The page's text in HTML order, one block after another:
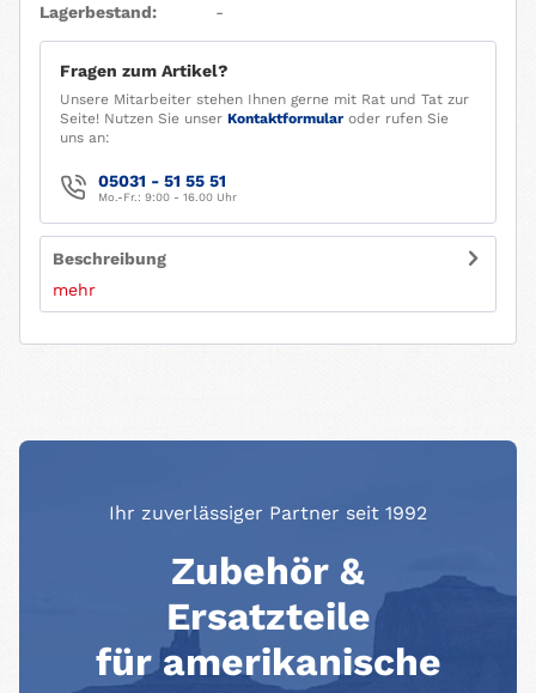
Lagerbestand:
-
Fragen zum Artikel?
Unsere Mitarbeiter stehen Ihnen gerne mit Rat und Tat zur
Seite! Nutzen Sie unser Kontaktformular oder rufen Sie
uns an:
05031 - 51 55 51
Mo.-Fr.: 9:00 - 16.00 Uhr
Beschreibung
mehr
Ihr zuverlässiger Partner seit 1992
Zubehör &
Ersatzteile
für amerikanische